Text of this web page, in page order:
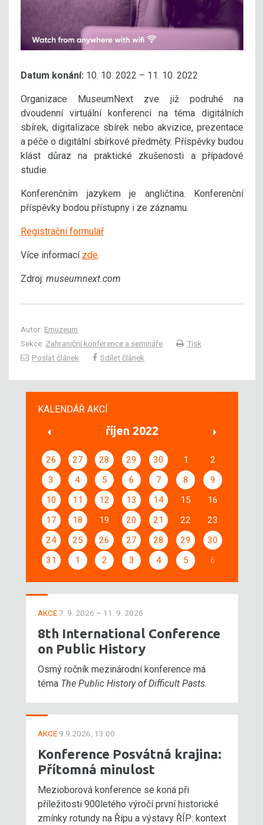
Datum konání: 10. 10. 2022 – 11. 10. 2022
Organizace MuseumNext zve již podruhé na
dvoudenní virtuální konferenci na téma digitálních
sbírek, digitalizace sbírek nebo akvizice, prezentace
a péče o digitální sbírkové předměty. Příspěvky budou
klást důraz na praktické zkušenosti a případové
studie.
Konferenčním jazykem je angličtina. Konferenční
příspěvky bodou přístupny i ze záznamu.
Registrační formulář
Více informací zde.
Zdroj: museumnext.com
Autor: Emuzeum
Sekce: Zahraniční konference a semináře
Tisk
Poslat článek
Sdílet článek
KALENDÁŘ AKCÍ
říjen 2022
26 27 28 29 30 1
2
3
4 5 6 7 8
9
10
11 12 13 14 15
16
17
18 19 20 21 22
23
24
25 26 27 28 29
30
31
1 2 3 4 5 6
AKCE7. 9. 2026 – 11. 9. 2026
8th International Conference
on Public History
Osmý ročník mezinárodní konference má
téma The Public History of Difficult Pasts.
AKCE 9.9.2026, 13:00
Konference Posvátná krajina:
Přítomná minulost
Mezioborová konference se koná při
příležitosti 900letého výročí první historické
zmínky rotundy na Řípu a výstavy ŘÍP: kontext